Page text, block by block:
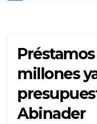
Préstamos
millones
Abinader